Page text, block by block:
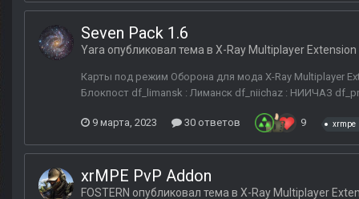
Seven Pack 1.6
Yara опубликовал тема в X-Ray Multiplayer Extension
Карты под режим Оборона для мода X-Ray Multiplayer
Блокпост df_limansk : Лиманск df_niichaz : НИИЧАЗ
9 марта, 2023 30 ответов 9 xrmpe
xrMPE PvP Addon
FOSTERN опубликовал тема в X-Ray Multiplayer